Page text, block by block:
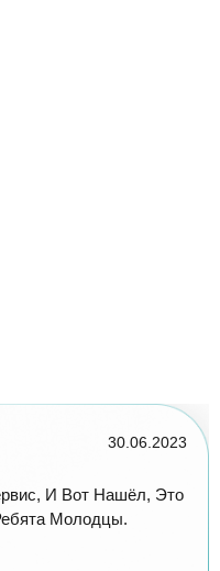
30.06.2023
И Вот Нашёл, Это
Молодцы.